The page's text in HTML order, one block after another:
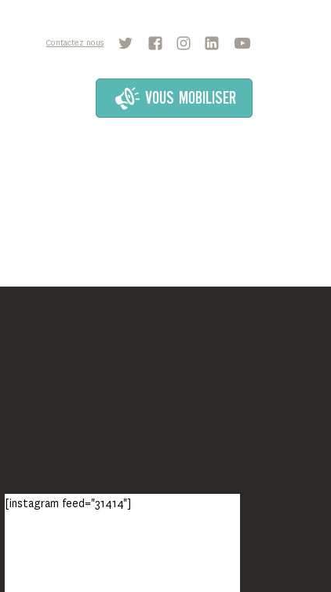
Contactez nous
VOUS MOBILISER
[instagram feed="31414"]